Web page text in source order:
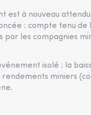
est à nouveau
: compte tenu de
par les compagnies
isolé : la
rendements miniers